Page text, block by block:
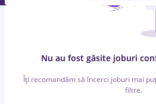
Nu au fost găsite joburi
Îți recomandăm să încerci joburi mai
filtre.